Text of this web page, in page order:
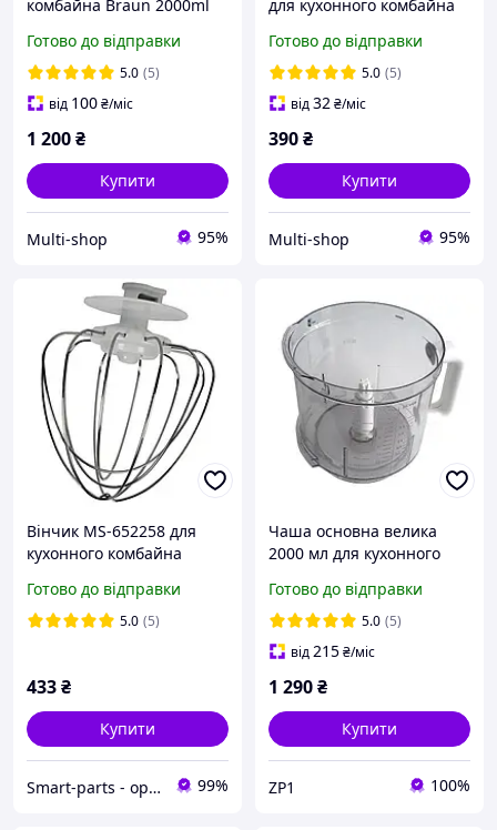
комбайна Braun 2000ml
Готово до відправки
5.0 (5)
від 100₴/міс
1 200₴
Купити
Multi-shop 95%
для кухонного комбайна
AS00005625
Готово до відправки
5.0 (5)
від32₴/міс
390₴
Купити
Multi-shop 95%
Вінчик MS-652258 для
кухонного комбайна
Готово до відправки
5.0 (5)
433₴
Купити
Smart-parts - оригінальні запчастини до побутової техніки 99%
Чаша основна велика
2000 мл для кухонного
7322010204 K700 K750
FX3030 FX3010
Готово до відправки
5.0 (5)
від215₴/міс
1 290₴
Купити
ZP1 100%